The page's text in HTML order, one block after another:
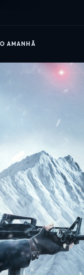
AMANHÃ